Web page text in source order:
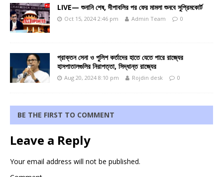
LIVE— শুনানি শেষ, দীপাবলির পর ফের মামলা শুনবে সুপ্রিমকোর্ট
Oct 15, 2024 2:46 pm Admin Team 0
প্রাক্তন সেনা ও পুলিশ কর্তাদের হাতে যেতে পারে রাজ্যের
হাসপাতালগুলির নিরাপত্তা, সিদ্ধান্ত রাজ্যের
Aug 20, 2024 8:10 pm Rojdin desk 0
BE THE FIRST TO COMMENT
Leave a Reply
Your email address will not be published.